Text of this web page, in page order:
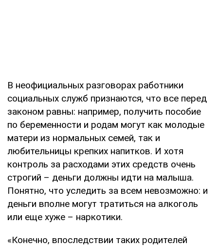
В неофициальных разговорах работники
социальных служб признаются, что все перед
законом равны: например, получить пособие
по беременности и родам могут как молодые
матери из нормальных семей, так и
любительницы крепких напитков. И хотя
контроль за расходами этих средств очень
строгий – деньги должны идти на малыша.
Понятно, что уследить за всем невозможно: и
деньги вполне могут тратиться на алкоголь
или еще хуже – наркотики.
«Конечно, впоследствии таких родителей